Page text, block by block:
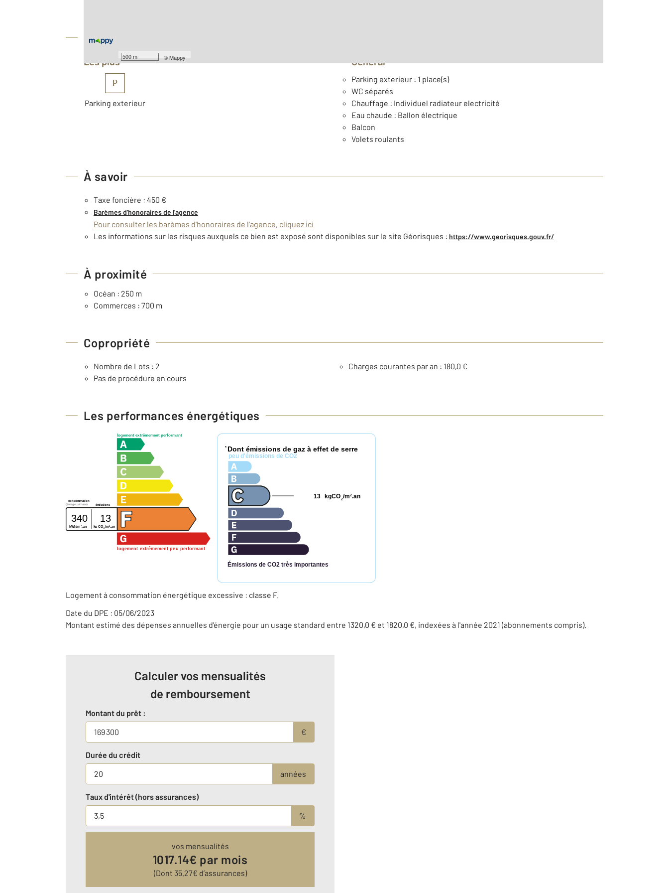
500 m ©Mappy
Équipements
Les plus
P
Parking exterieur
Général
Parking exterieur : 1 place(s)
WC séparés
Chauffage : Individuel radiateur electricité
Eau chaude : Ballon électrique
Balcon
Volets roulants
À savoir
Taxe foncière : 450 €
Barèmes d'honoraires de l'agence
Pour consulter les barèmes d'honoraires de l'agence, cliquez ici
Les informations sur les risques auxquels ce bien est exposé sont disponibles sur le site Géorisques : https://www.georisques.gouv.fr/
À proximité
Océan : 250 m
Commerces : 700 m
Copropriété
Nombre de Lots : 2
Charges courantes par an : 180,0 €
Pas de procédure en cours
Les performances énergétiques
logement extrêmement performant
logement extrêmement peu performant
consommation
émissions
(énergie primaire)
340 13
kWh/m 2 .an kg CO2/m2 .an
* Dont émissions de gaz à effet de serre
peu d'émissions de CO2
Émissions de CO2 très importantes
kgCO2/m2.an
13
Logement à consommation énergétique excessive : classe F.
Date du DPE : 05/06/2023
Montant estimé des dépenses annuelles d'énergie pour un usage standard entre 1320,0 € et 1820,0 €, indexées à l'année 2021 (abonnements compris).
Calculer vos mensualités
de remboursement
Montant du prêt :
€
Durée du crédit
années
Taux d'intérêt (hors assurances)
%
vos mensualités
1017.14€ par mois
(Dont 35.27€ d’assurances)